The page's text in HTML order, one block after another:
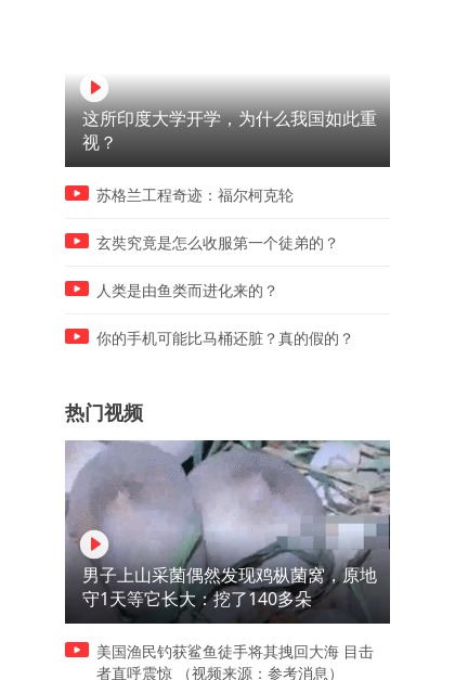
07:38
一名手握美国核武器的指挥
宫免职！
印媒揭露尼日利亚购枭龙遭
这所印度大学开学，为什么我国如此重
视？
苏格兰工程奇迹：福尔柯克轮
玄奘究竟是怎么收服第一个徒弟的？
人类是由鱼类而进化来的？
你的手机可能比马桶还脏？真的假的？
热门视频
男子上山采菌偶然发现鸡枞菌窝，原地
守1天等它长大：挖了140多朵
美国渔民钓获鲨鱼徒手将其拽回大海 目击
者直呼震惊 （视频来源：参考消息）